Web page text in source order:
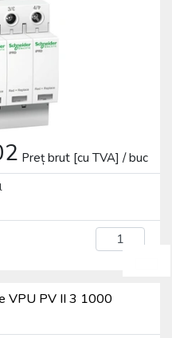
Preț brut [cu TVA] / buc
VPU PV II 3 1000